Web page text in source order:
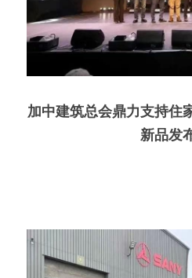
加中建筑总会鼎力支持
新品发